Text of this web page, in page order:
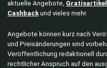
aktuelle Angebote, Gratisartikel
Cashback und vieles mehr.
Angebote können kurz nach
und Preisänderungen sind
Veröffentlichung redaktionell
rechtlicher Anspruch auf den